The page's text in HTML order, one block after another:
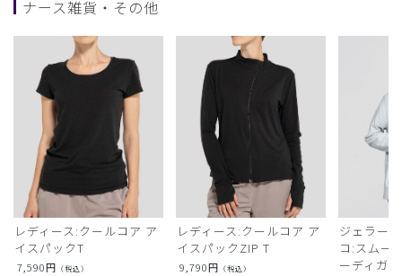
ナース雑貨・その他
レディース:クールコア ア
イスパックT
7,590円 （税込）
レディース:クールコア ア
イスパックZIP T
9,790円 （税込）
ジェラー
コ:スムー
ーディガン